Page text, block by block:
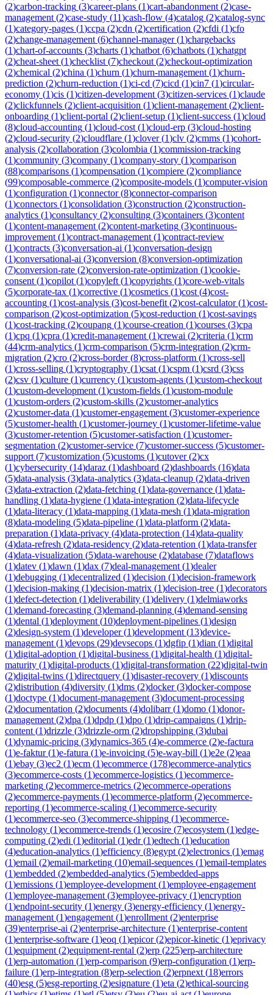
(2)carbon-tracking (3)career-plans (1)cart-abandonment (2)case-
management (2)case-study (11)cash-flow (4)catalog (2)catalog-sync
(1)category-pages (1)ccpa (2)cdn (2)certification (2)cfdi (1)cfo
(2)change-management (6)channel-manager(1)chargebacks
(1)chart-of-accounts (3)charts (1)chatbot (6)chatbots (1)chatgpt
(2)cheat-sheet (1)checklist (7)checkout (2)checkout-optimization
(2)chemical (2)china (1)churn (1)churn-management (1)churn-
prediction (2)churn-reduction (1)ci-cd (7)cicd (1)cin7 (1)circular-
economy (1)cis (1)citizen-development (3)citizen-services (1)claude
(2)clickfunnels (2)client-acquisition (1)client-management (2)client-
onboarding (1)client-portal (2)client-setup (1)client-success (1)cloud
(8)cloud-accounting (1)cloud-cost (1)cloud-erp (3)cloud-hosting
(2)cloud-security (2)cloudflare (1)clover(1)clv (2)cmms (1)cohort-
analysis (2)collaboration (3)colombia (1)commission-tracking
(1)community (3)company (1)company-story (1)comparison
(88)comparisons (1)compensation (1)compiere (2)compliance
(99)composable-commerce (2)composite-models (1)computer-vision
(1)configuration (1)connector(8)connector-comparison
(1)connectors (1)consolidation (3)construction (2)construction-
analytics (1)consultancy (2)consulting (3)containers (3)content
(1)content-management (2)content-marketing (3)continuous-
improvement (1)contract-management (1)contract-review
(1)contracts (3)conversation-ai (1)conversation-design
(1)conversational-ai (3)conversion (8)conversion-optimization
(7)conversion-rate (2)conversion-rate-optimization (1)cookie-
consent (1)copilot (1)copyleft (1)copyrights (1)core-web-vitals
(5)corporate-tax (1)corrective (1)cosmetics (1)cost (4)cost-
accounting (1)cost-analysis (3)cost-benefit (2)cost-calculator(1)cost-
comparison (2)cost-optimization (5)cost-reduction (1)cost-savings
(1)cost-tracking (2)coupang (1)course-creation (1)courses (3)cpa
(1)cpq (1)cpra (1)credit-management (1)crewai (2)criteria (1)crm
(44)crm-analytics (1)crm-comparison (5)crm-integration (2)crm-
migration (2)cro (2)cross-border(8)cross-platform (1)cross-sell
(1)cross-selling (1)cryptography (1)csat (1)cspm (1)csrd (3)css
(2)csv (1)culture (1)currency (1)custom-agents (1)custom-checkout
(1)custom-development (1)custom-fields (1)custom-module
(1)custom-orders (2)custom-skills (2)customer-analytics
(2)customer-data (1)customer-engagement (3)customer-experience
(5)customer-health (1)customer-journey (1)customer-lifetime-value
(3)customer-retention (5)customer-satisfaction (1)customer-
segmentation (2)customer-service (7)customer-success (5)customer-
support (7)customization (5)customs (1)cutover(2)cx
(1)cybersecurity (14)daraz (1)dashboard (2)dashboards (16)data
(5)data-analysis (3)data-analytics (3)data-cleanup (2)data-driven
(3)data-extraction (2)data-fetching (1)data-governance (1)data-
handling (1)data-hygiene (1)data-integration (2)data-lifecycle
(1)data-literacy (1)data-mapping (1)data-mesh (1)data-migration
(8)data-modeling (5)data-pipeline (1)data-platform (2)data-
preparation (1)data-privacy (4)data-protection (14)data-quality
(4)data-refresh (2)data-residency (2)data-retention (1)data-transfer
(4)data-visualization (5)data-warehouse (2)database (7)dataflows
(1)datev (1)dawn (1)dax (7)deal-management (1)dealer
(1)debugging (1)decentralized (1)decision (1)decision-framework
(1)decision-making (1)decision-matrix (1)decision-tree (1)decorators
(1)defect-detection (1)deliverability (1)delivery (1)delmiaworks
(1)demand-forecasting (3)demand-planning (4)demand-sensing
(1)dental (1)deployment (10)deployment-pipelines (1)design
(2)design-system (1)developer(1)development (13)device-
management (1)devops (29)devsecops (1)dgfip (1)dian (1)digital
(1)digital-adoption (1)digital-business (1)digital-health (1)digital-
maturity (1)digital-products (1)digital-transformation (22)digital-twin
(2)digital-twins (1)directquery (1)disaster-recovery (1)discounts
(2)distribution (4)diversity (1)dms (2)docker(3)docker-compose
(1)doctype (1)document-management (3)document-processing
(2)documentation (2)documents (4)dolibarr(1)domo (1)donor-
management (2)dpa (1)dpdp (1)dpo (1)drip-campaigns (1)drip-
content (1)drizzle (3)drizzle-orm (2)dropshipping (3)dubai
(1)dynamic-pricing (3)dynamics-365 (4)e-commerce (2)e-factura
(1)e-faktur(1)e-fatura (1)e-invoicing (5)e-way-bill (1)e2e (2)eaa
(1)ebay (3)ec2 (1)ecm (1)ecommerce (178)ecommerce-analytics
(3)ecommerce-costs (1)ecommerce-logistics (1)ecommerce-
marketing (2)ecommerce-metrics (2)ecommerce-operations
(2)ecommerce-payments (1)ecommerce-platform (2)ecommerce-
reporting (1)ecommerce-scaling (1)ecommerce-security
(1)ecommerce-seo (3)ecommerce-shipping (1)ecommerce-
technology (1)ecommerce-trends (1)ecosire (7)ecosystem (1)edge-
computing (2)edi (1)editorial (1)edr(1)edtech (1)education
(4)education-analytics (1)efficiency (8)egypt (2)electronics (1)emag
(1)email (2)email-marketing (10)email-sequences (1)email-templates
(1)embedded (2)embedded-analytics (5)embedded-apps
(1)emissions (1)employee-development (1)employee-engagement
(1)employee-management (3)employee-privacy (1)encryption
(1)endpoint-security (1)energy (3)energy-efficiency (1)energy-
management (1)engagement (1)enrollment (2)enterprise
(39)enterprise-ai (2)enterprise-architecture (1)enterprise-content
(1)enterprise-software (1)eoq (1)epicor(2)epicor-kinetic (1)eprivacy
(1)equipment (2)equipment-rental (2)erp (225)erp-architecture
(1)erp-automation (1)erp-comparison (9)erp-configuration (1)erp-
failure (1)erp-integration (8)erp-selection (2)erpnext (18)errors
(40)esg (5)esg-reporting (2)esignature (1)eta (2)ethical-sourcing